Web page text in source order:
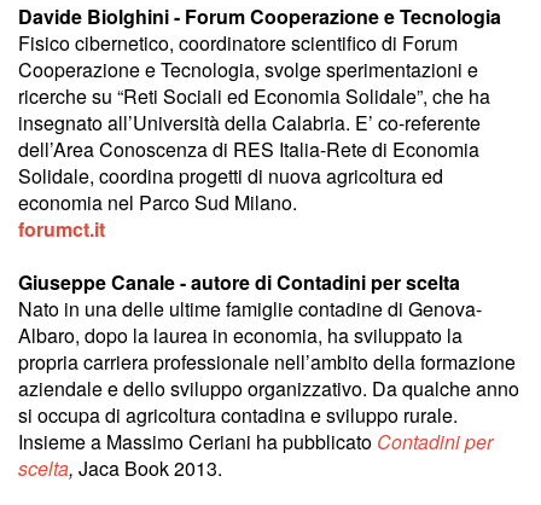
Davide Biolghini - Forum Cooperazione e Tecnologia
Fisico cibernetico, coordinatore scientifico di Forum
Cooperazione e Tecnologia, svolge sperimentazioni e
ricerche su “Reti Sociali ed Economia Solidale”, che ha
insegnato all’Università della Calabria. E’ co-referente
dell’Area Conoscenza di RES Italia-Rete di Economia
Solidale, coordina progetti di nuova agricoltura ed
economia nel Parco Sud Milano.
forumct.it
Giuseppe Canale - autore di Contadini per scelta
Nato in una delle ultime famiglie contadine di Genova-
Albaro, dopo la laurea in economia, ha sviluppato la
propria carriera professionale nell’ambito della formazione
aziendale e dello sviluppo organizzativo. Da qualche anno
si occupa di agricoltura contadina e sviluppo rurale.
Insieme a Massimo Ceriani ha pubblicato Contadini per
scelta, Jaca Book 2013.